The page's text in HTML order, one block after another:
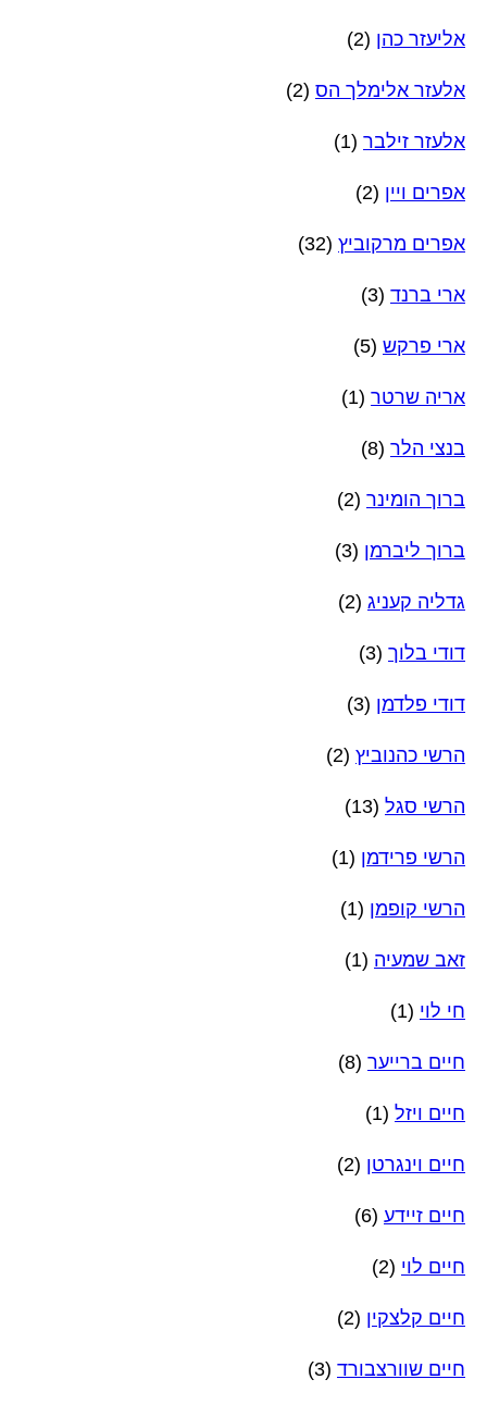
אליעזר כהן (2)
אלעזר אלימלך הס (2)
אלעזר זילבר (1)
אפרים ויין (2)
אפרים מרקוביץ (32)
ארי ברנד (3)
ארי פרקש (5)
אריה שרטר (1)
בנצי הלר (8)
ברוך הומינר (2)
ברוך ליברמן (3)
גדליה קעניג (2)
דודי בלוך (3)
דודי פלדמן (3)
הרשי כהנוביץ (2)
הרשי סגל (13)
הרשי פרידמן (1)
הרשי קופמן (1)
זאב שמעיה (1)
חי לוי (1)
חיים ברייער (8)
חיים ויזל (1)
חיים וינגרטן (2)
חיים זיידע (6)
חיים לוי (2)
חיים קלצקין (2)
חיים שוורצבורד (3)